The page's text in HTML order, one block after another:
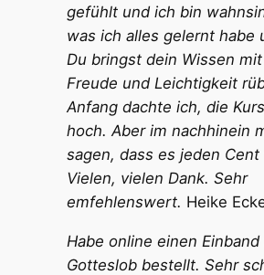
gefühlt und ich bin
was ich alles gelernt habe
Du bringst dein Wissen
Freude und Leichtigkeit
Anfang dachte ich, die
hoch. Aber im nachhinein
sagen, dass es jeden
Vielen, vielen Dank. Sehr
emfehlenswert. Heike
Habe online einen Einband
Gotteslob bestellt. Sehr